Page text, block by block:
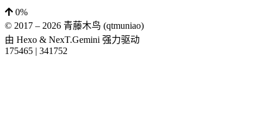
0%
© 2017 – 2026 青藤木鸟 (qtmuniao)
由 Hexo & NexT.Gemini 强力驱动
175465 | 341752